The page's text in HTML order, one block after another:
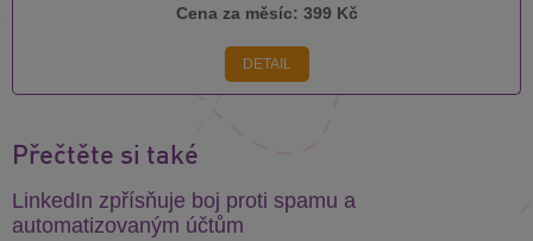
Cena za měsíc: 399 Kč
DETAIL
Přečtěte si také
LinkedIn zpřísňuje boj proti spamu a
automatizovaným účtům